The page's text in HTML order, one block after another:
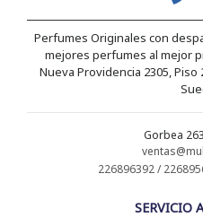
Perfumes Originales con
mejores perfumes al mejor
Nueva Providencia 2305,
Gorbea
226896392 /
SERVICIO